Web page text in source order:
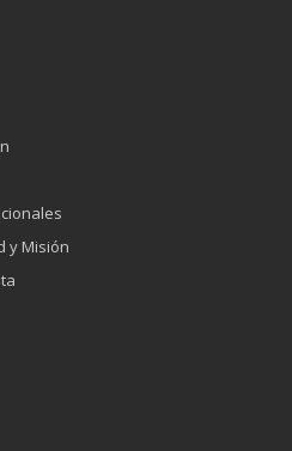
y Misión